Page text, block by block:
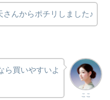
さんからポチリしました♪
ここ
ら買いやすいよ